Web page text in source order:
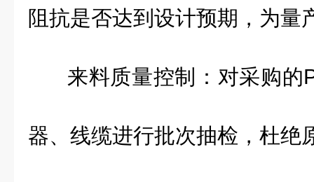
阻抗是否达到设计预期，为量
来料质量控制：对采购的
器、线缆进行批次抽检，杜绝